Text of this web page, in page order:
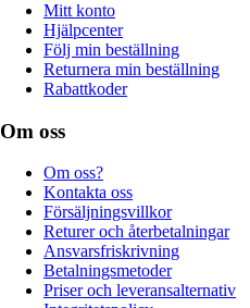
Mitt konto
Hjälpcenter
Följ min beställning
Returnera min beställning
Rabattkoder
Om oss
Om oss?
Kontakta oss
Försäljningsvillkor
Returer och återbetalningar
Ansvarsfriskrivning
Betalningsmetoder
Priser och leveransalternativ